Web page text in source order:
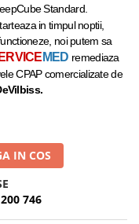
Standard.
in timpul noptii,
noi putem sa
MED remediaza
CPAP comercializate de
IN COS
746